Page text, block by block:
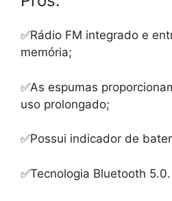
✅Rádio FM integrado e
memória;
✅As espumas
uso prolongado;
✅Possui indicador de
✅Tecnologia Bluetooth 5.0.